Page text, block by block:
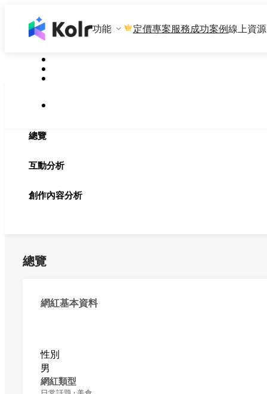
功能 定價專案服務成功案例線上資源
總覽
互動分析
創作內容分析
總覽
網紅基本資料
性別
男
網紅類型